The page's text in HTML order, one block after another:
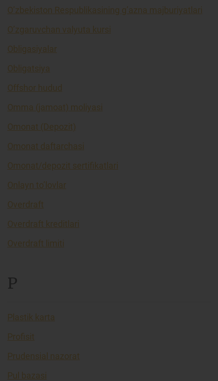
O’zbekiston Respublikasining g’azna majburiyatlari
O’zgaruvchan valyuta kursi
Obligasiyalar
Obligatsiya
Offshor hudud
Omma (jamoat) moliyasi
Omonat (Depozit)
Omonat daftarchasi
Omonat/depozit sertifikatlari
Onlayn to’lovlar
Overdraft
Overdraft kreditlari
Overdraft limiti
P
Plastik karta
Profisit
Prudensial nazorat
Pul bazasi